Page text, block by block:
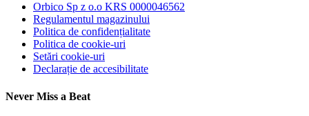
Orbico Sp z o.o KRS 0000046562
Regulamentul magazinului
Politica de confidențialitate
Politica de cookie-uri
Setări cookie-uri
Declarație de accesibilitate
Never Miss a Beat